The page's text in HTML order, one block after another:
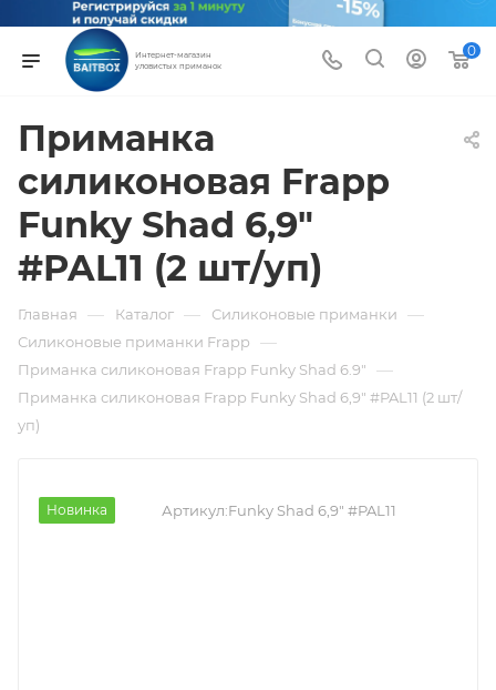
Интернет-магазин
уловистых приманок
0
Приманка
силиконовая Frapp
Funky Shad 6,9"
#PAL11 (2 шт/уп)
Главная — Каталог — Силиконовые приманки —
Силиконовые приманки Frapp —
Приманка силиконовая Frapp Funky Shad 6.9" —
Приманка силиконовая Frapp Funky Shad 6,9" #PAL11 (2 шт/
уп)
Новинка Артикул:Funky Shad 6,9" #PAL11